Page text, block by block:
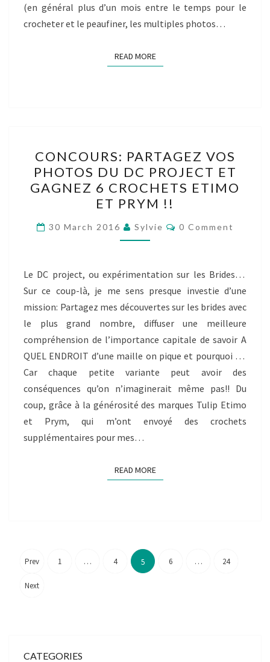
LE
FAIS
(en général plus d’un mois entre le temps pour le
crocheter et le peaufiner, les multiples photos…
READ MOREREAD MORE
PARTAGEZ
VOS
PHOTOS
DU
DC
PROJECT
GAGNEZ
6
CROCHETS
ETIMO
ET
PRYM
!!
CONCOURS: PARTAGEZ VOS
PHOTOS DU DC PROJECT ET
GAGNEZ 6 CROCHETS ETIMO
ET PRYM !!
30 March 2016 Sylvie Comments
0 Comment
Le DC project, ou expérimentation sur les Brides…
Sur ce coup-là, je me sens presque investie d’une
mission: Partagez mes découvertes sur les brides avec
le plus grand nombre, diffuser une meilleure
compréhension de l’importance capitale de savoir A
QUEL ENDROIT d’une maille on pique et pourquoi …
Car chaque petite variante peut avoir des
conséquences qu’on n’imaginerait même pas!! Du
coup, grâce à la générosité des marques Tulip Etimo
et Prym, qui m’ont envoyé des crochets
supplémentaires pour mes…
READ MOREREAD MORE
Posts
pagination
Prev 1 … 4 5 6 … 24
Next
CATEGORIES